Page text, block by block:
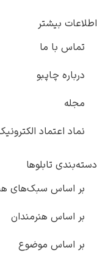
اطلاعات بیشتر
تماس با ما
درباره چاپبو
مجله
نماد اعتماد
دسته‌بندی تابلوها
بر اساس سبک‌های
بر اساس هنرمندان
بر اساس موضوع